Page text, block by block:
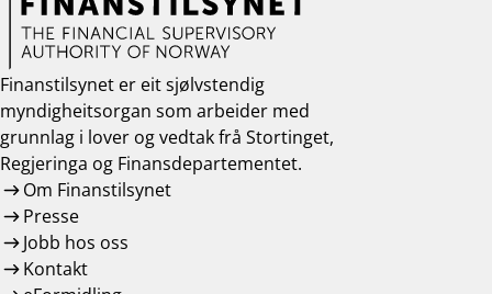
Finanstilsynet er eit sjølvstendig
myndigheitsorgan som arbeider med
grunnlag i lover og vedtak frå Stortinget,
Regjeringa og Finansdepartementet.
Om Finanstilsynet
Presse
Jobb hos oss
Kontakt